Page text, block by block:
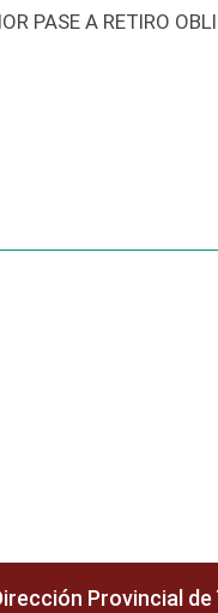
PASE A RETIRO
Provincial